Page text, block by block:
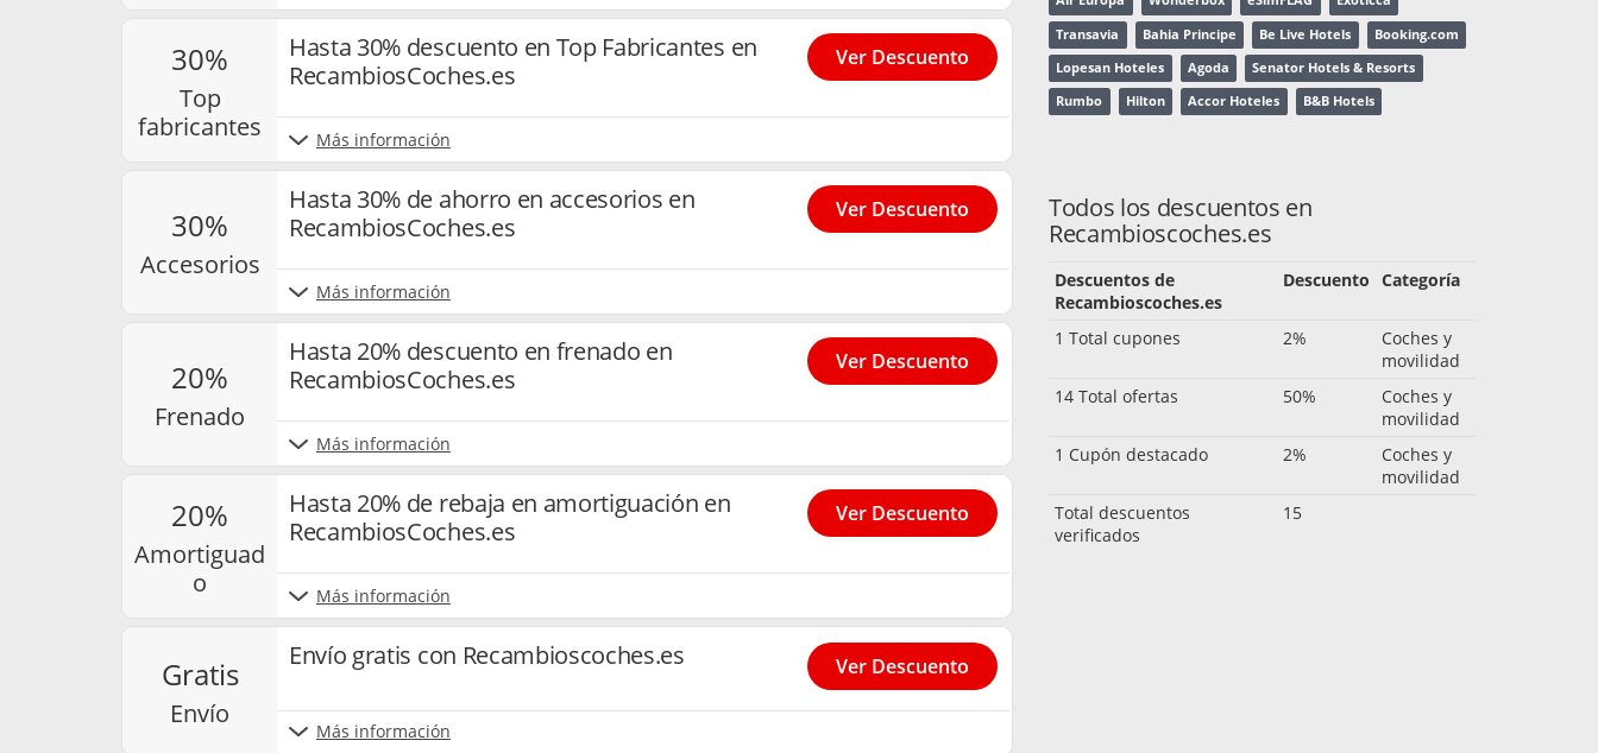
30%
top
fabricantes
Hasta 30% descuento en Top Fabricantes en
RecambiosCoches.es
Más información
Ver Descuento
30%
accesorios
Hasta 30% de ahorro en accesorios en
RecambiosCoches.es
Más información
Ver Descuento
20%
frenado
Hasta 20% descuento en frenado en
RecambiosCoches.es
Más información
Ver Descuento
20%
amortiguad
o
Hasta 20% de rebaja en amortiguación en
RecambiosCoches.es
Más información
Ver Descuento
gratis
envío
Envío gratis con Recambioscoches.es
Más información
Ver Descuento
Transavia Bahia Principe Be Live Hotels Booking.com
Lopesan Hoteles Agoda Senator Hotels & Resorts
Rumbo Hilton Accor Hoteles B&B Hotels
Todos los descuentos en
Recambioscoches.es
Descuentos de
Recambioscoches.es
Descuento Categoría
1 Total cupones 2%
Coches y
movilidad
14 Total ofertas
50%
Coches y
movilidad
1 Cupón destacado
2%
Coches y
movilidad
Total descuentos
verificados
15